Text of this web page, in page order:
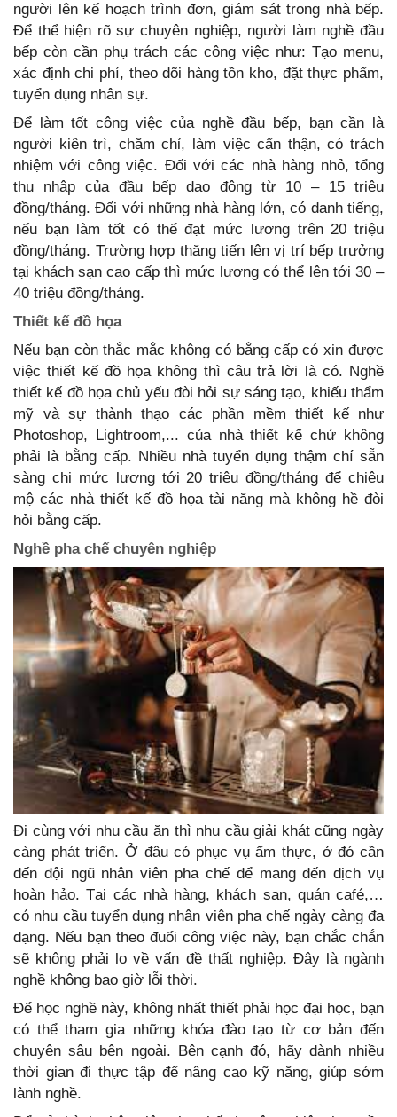
người lên kế hoạch trình đơn, giám sát trong nhà bếp.
Để thể hiện rõ sự chuyên nghiệp, người làm nghề đầu
bếp còn cần phụ trách các công việc như: Tạo menu,
xác định chi phí, theo dõi hàng tồn kho, đặt thực phẩm,
tuyển dụng nhân sự.
Để làm tốt công việc của nghề đầu bếp, bạn cần là
người kiên trì, chăm chỉ, làm việc cẩn thận, có trách
nhiệm với công việc. Đối với các nhà hàng nhỏ, tổng
thu nhập của đầu bếp dao động từ 10 – 15 triệu
đồng/tháng. Đối với những nhà hàng lớn, có danh tiếng,
nếu bạn làm tốt có thể đạt mức lương trên 20 triệu
đồng/tháng. Trường hợp thăng tiến lên vị trí bếp trưởng
tại khách sạn cao cấp thì mức lương có thể lên tới 30 –
40 triệu đồng/tháng.
Thiết kế đồ họa
Nếu bạn còn thắc mắc không có bằng cấp có xin được
việc thiết kế đồ họa không thì câu trả lời là có. Nghề
thiết kế đồ họa chủ yếu đòi hỏi sự sáng tạo, khiếu thẩm
mỹ và sự thành thạo các phần mềm thiết kế như
Photoshop, Lightroom,... của nhà thiết kế chứ không
phải là bằng cấp. Nhiều nhà tuyển dụng thậm chí sẵn
sàng chi mức lương tới 20 triệu đồng/tháng để chiêu
mộ các nhà thiết kế đồ họa tài năng mà không hề đòi
hỏi bằng cấp.
Nghề pha chế chuyên nghiệp
Đi cùng với nhu cầu ăn thì nhu cầu giải khát cũng ngày
càng phát triển. Ở đâu có phục vụ ẩm thực, ở đó cần
đến đội ngũ nhân viên pha chế để mang đến dịch vụ
hoàn hảo. Tại các nhà hàng, khách sạn, quán café,…
có nhu cầu tuyển dụng nhân viên pha chế ngày càng đa
dạng. Nếu bạn theo đuổi công việc này, bạn chắc chắn
sẽ không phải lo về vấn đề thất nghiệp. Đây là ngành
nghề không bao giờ lỗi thời.
Để học nghề này, không nhất thiết phải học đại học, bạn
có thể tham gia những khóa đào tạo từ cơ bản đến
chuyên sâu bên ngoài. Bên cạnh đó, hãy dành nhiều
thời gian đi thực tập để nâng cao kỹ năng, giúp sớm
lành nghề.